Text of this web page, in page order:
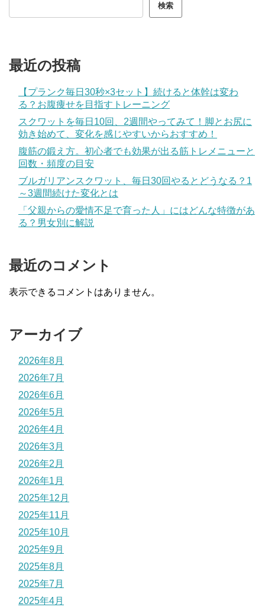
検索
最近の投稿
【プランク毎日30秒×3セット】続けると体幹は変わ
る？お腹痩せを目指すトレーニング
スクワットを毎日10回、2週間やってみて！脚とお尻に
効き始めて、変化を感じやすいからおすすめ！
腹筋の鍛え方。初心者でも効果が出る筋トレメニューと
回数・頻度の目安
ブルガリアンスクワット、毎日30回やるとどうなる？1
～3週間続けた変化とは
「父親からの愛情不足で育った人」にはどんな特徴があ
る？男女別に解説
最近のコメント
表示できるコメントはありません。
アーカイブ
2026年8月
2026年7月
2026年6月
2026年5月
2026年4月
2026年3月
2026年2月
2026年1月
2025年12月
2025年11月
2025年10月
2025年9月
2025年8月
2025年7月
2025年4月